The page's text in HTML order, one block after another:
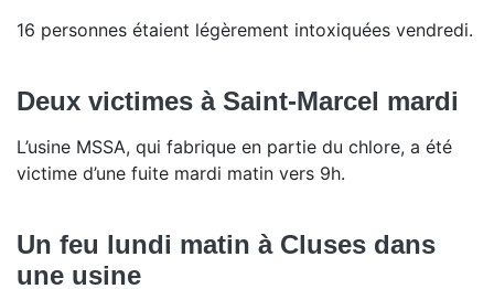
16 personnes étaient légèrement intoxiquées vendredi.
Deux victimes à Saint-Marcel mardi
L’usine MSSA, qui fabrique en partie du chlore, a été
victime d’une fuite mardi matin vers 9h.
Un feu lundi matin à Cluses dans
une usine